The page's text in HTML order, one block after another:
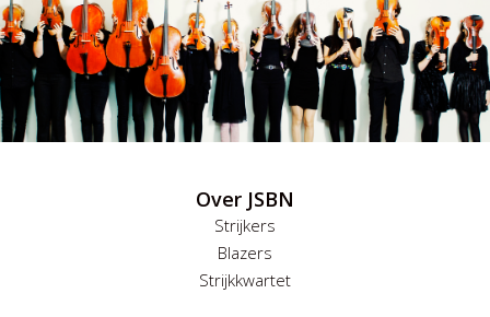
Over JSBN
Strijkers
Blazers
Strijkkwartet